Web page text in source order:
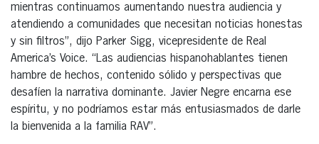
mientras continuamos aumentando nuestra audiencia y
atendiendo a comunidades que necesitan noticias honestas
y sin filtros”, dijo Parker Sigg, vicepresidente de Real
America’s Voice. “Las audiencias hispanohablantes tienen
hambre de hechos, contenido sólido y perspectivas que
desafíen la narrativa dominante. Javier Negre encarna ese
espíritu, y no podríamos estar más entusiasmados de darle
la bienvenida a la familia RAV”.